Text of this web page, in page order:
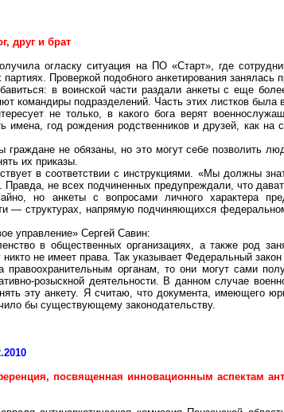
друг и брат
огласку ситуация на ПО«Старт», где
Проверкой подобного анкетирования занялась
в воинской части раздали анкеты с еще
командиры подразделений. Часть этих листков была
не только, в какого бога верят
год рождения родственников и друзей, как на
граждане не обязаны, но это могут себе позволить
их приказы.
в соответствии с инструкциями. «Мы должны
Правда, не всех подчиненных предупреждали, что
но анкеты с вопросами личного характера
— структурах, напрямую подчиняющихся
управление» Сергей Савин:
в общественных организациях, а также род
не имеет права. Так указывает Федеральный
правоохранительным органам, то они могут сами
розыскной деятельности. В данном случае
эту анкету. Я считаю, что документа, имеющего
бы существующему законодательству.
посвященная инновационным аспектам